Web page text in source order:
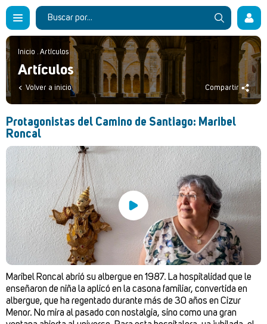
Inicio . Artículos
Artículos
Volver a inicio Compartir
Protagonistas del Camino de Santiago: Maribel
Roncal
Maribel Roncal abrió su albergue en 1987. La hospitalidad que le
enseñaron de niña la aplicó en la casona familiar, convertida en
albergue, que ha regentado durante más de 30 años en Cizur
Menor. No mira al pasado con nostalgia, sino como una gran